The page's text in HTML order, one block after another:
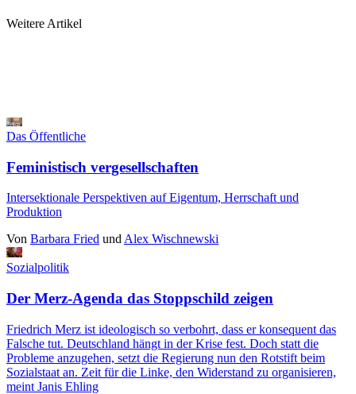
Weitere Artikel
Das Öffentliche
Feministisch vergesellschaften
Intersektionale Perspektiven auf Eigentum, Herrschaft und
Produktion
Von Barbara Fried undAlex Wischnewski
Sozialpolitik
Der Merz-Agenda das Stoppschild zeigen
Friedrich Merz ist ideologisch so verbohrt, dass er konsequent das
Falsche tut. Deutschland hängt in der Krise fest. Doch statt die
Probleme anzugehen, setzt die Regierung nun den Rotstift beim
Sozialstaat an. Zeit für die Linke, den Widerstand zu organisieren,
meint Janis Ehling